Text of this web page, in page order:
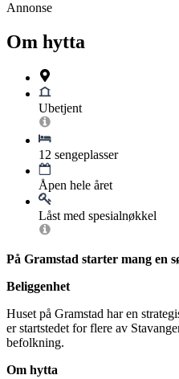
Annonse
Om hytta
Ubetjent
12 sengeplasser
Åpen hele året
Låst med spesialnøkkel
På Gramstad starter mang en
Beliggenhet
Huset på Gramstad har en
er startstedet for flere av
befolkning.
Om hytta